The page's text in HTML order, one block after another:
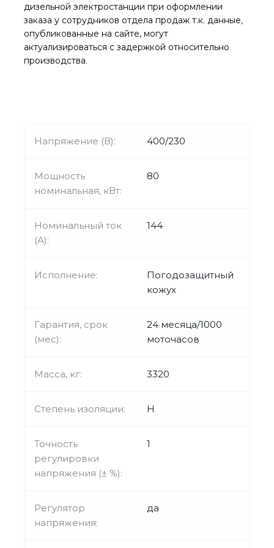
дизельной электростанции при оформлении
заказа у сотрудников отдела продаж т.к. данные,
опубликованные на сайте, могут
актуализироваться с задержкой относительно
производства.
Напряжение (В): 400/230
Мощность
номинальная, кВт:
80
Номинальный ток
(А):
144
Исполнение:
Погодозащитный
кожух
Гарантия, срок
(мес):
24 месяца/1000
моточасов
Масса, кг: 3320
Степень изоляции: H
Точность
регулировки
напряжения (± %):
1
Регулятор
напряжения:
да